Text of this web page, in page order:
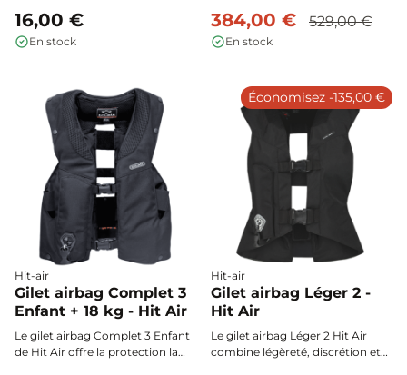
aux configurations spécifiques,
garantissant une utilisation fiable
et sécurisée de votre gilet airbag.
dressage, d’endurance ou
équipées de couteaux d’étrivières
reculés.
16,00 €
En stock
performance avec le pack Hit-Air
Léger 2 + Set de rallonges : le gilet
airbag incontournable pour les
coccyx grâce à son déploiement
ultra-rapide et son design discret.
384,00 € 529,00 €
En stock
Hit-air
Gilet airbag Complet 3
Enfant + 18 kg - Hit Air
Le gilet airbag Complet 3 Enfant
de Hit Air offre la protection la
Hit-air
Gilet airbag Léger 2 -
Hit Air
Le gilet airbag Léger 2 Hit Air
combine légèreté, discrétion et
Économisez -135,00 €